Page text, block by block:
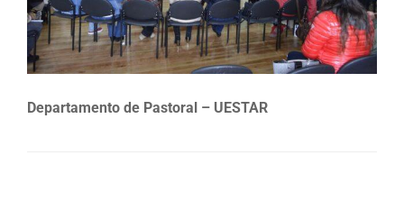
Departamento de Pastoral – UESTAR